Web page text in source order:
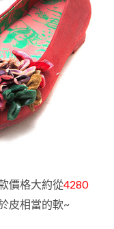
價格大約從4280
皮相當的軟~